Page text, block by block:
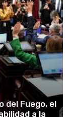
del Fuego, el
a la